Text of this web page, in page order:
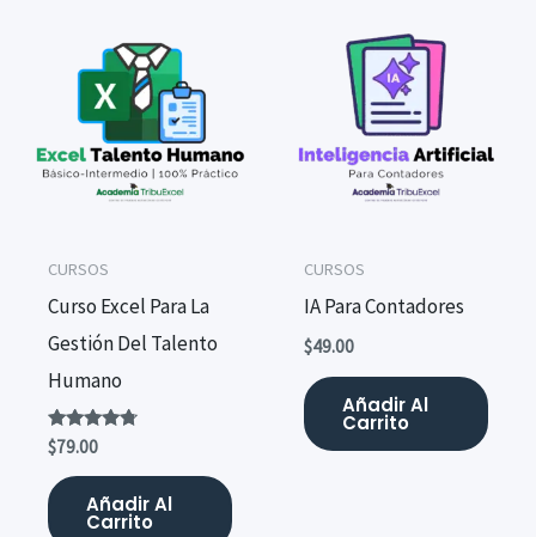
CURSOS
Curso Excel Para La
Gestión Del Talento
Humano
Valorado
con
4.58
de 5
$79.00
Añadir Al
Carrito
CURSOS
IA Para Contadores
$49.00
Añadir Al
Carrito